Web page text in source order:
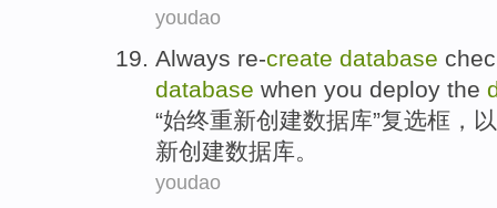
youdao
Always re-create database
database when you deploy the
“始终重新创建数据库”复选框 ，
新创建数据库。
youdao